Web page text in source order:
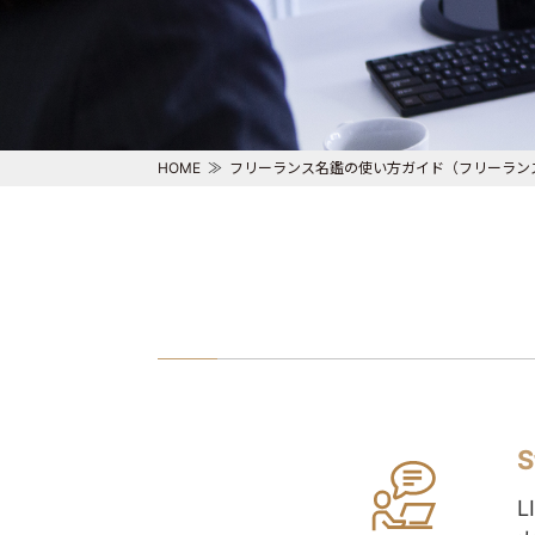
HOME フリーランス名鑑の使い方ガイド（フリーラン